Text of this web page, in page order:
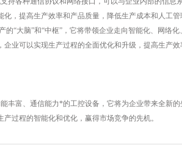
，提高生产效率和产品质量，降低生产成本和人工管
大脑”和“中枢”，它将带领企业走向智能化、网络化
业可以实现生产过程的全面优化和升级，提高生产
富、通信能力*的工控设备，它将为企业带来全新的
过程的智能化和优化，赢得市场竞争的先机。